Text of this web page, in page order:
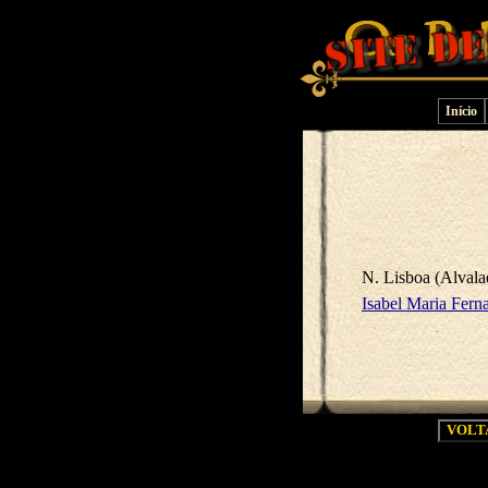
Início
N. Lisboa
Isabel Maria